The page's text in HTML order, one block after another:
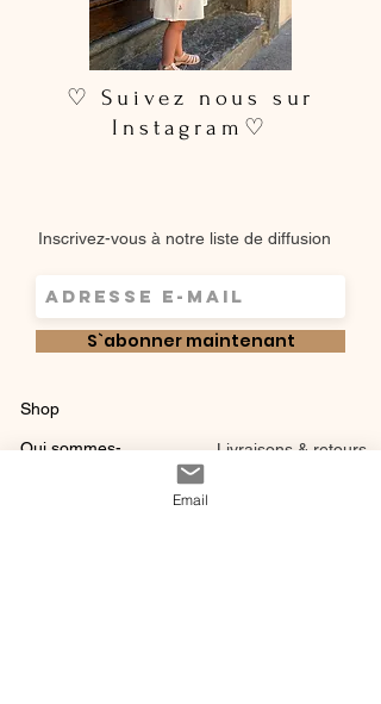
♡ Suivez nous sur
Instagram♡
Inscrivez-vous à notre liste de diffusion
S`abonner maintenant
Shop
Qui sommes-
instagram
Livraisons & retours
Email